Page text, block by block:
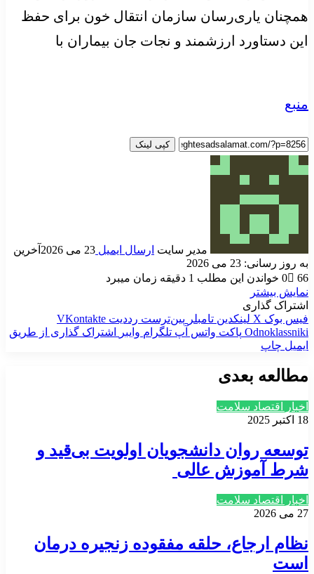
همچنان یاری‌رسان سازمان انتقال خون برای حفظ
این دستاورد ارزشمند و نجات جان بیماران با
منبع
کپی لینک
مدیر سایت ارسال ایمیل 23 می 2026
آخرین
به روز رسانی: 23 می 2026
0
66
خواندن این مطلب 1 دقیقه زمان میبرد
نمایش بیشتر
اشتراک گذاری
فیس بوک X لینکدین ‫تامبلر ‫پین‌ترست ‫رددیت ‫VKontakte
‫Odnoklassniki پاکت واتس آپ تلگرام وایبر
اشتراک گذاری از طریق
ایمیل چاپ
مطالعه بعدی
اخبار اقتصاد سلامت
18 اکتبر 2025
توسعه روان دانشجویان اولویت بی‌قید و
شرط آموزش عالی
اخبار اقتصاد سلامت
27 می 2026
نظام ارجاع، حلقه مفقوده زنجیره درمان
است